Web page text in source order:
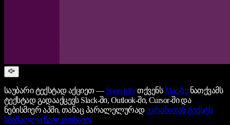
საუბარი ტექსტად აქციეთ — SpeechifyთქვენსMac-ზენათქვამს
ტექსტად გადააქცევს Slack-ში, Outlook-ში, Cursor-ში და
ნებისმიერ აპში, თანაც პარალელურად ეკრანიდან ტექსტს
ხმამაღლა წაგიკითხავთ